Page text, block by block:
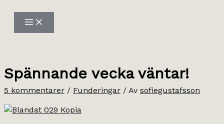
innehåll
Spännande vecka väntar!
5 kommentarer / Funderingar / Av sofiegustafsson